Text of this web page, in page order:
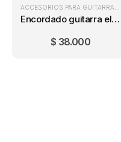
Encordado guitarra eléctrica Ernie Ball Regular Slinky (10-46)
$ 38.000